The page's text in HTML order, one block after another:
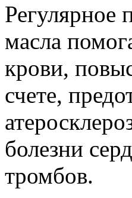
Регулярное
масла
крови,
счете,
болезни
тромбов.